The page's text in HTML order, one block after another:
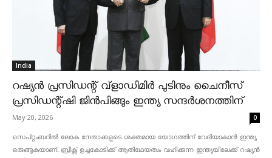
India
റഷ്യൻ പ്രസിഡന്റ് വ്‌ളാഡിമിർ പുടിനും ചൈനീസ്
പ്രസിഡന്റ്ഷി ജിൻപിങ്ങും ഇന്ത്യ സന്ദർശനത്തിന്
May 20, 2026 0
സെപ്റ്റംബറിൽ ലോക നേതാക്കളുടെ ശക്തമായ യോഗത്തിന് വേദിയാകാൻ ഇന്ത്യ
ഒരുങ്ങുകയാണ്. ബ്രിക്സ് ഉച്ചകോടിക്ക് ആതിഥേയത്വം വഹിക്കുന്ന ഇന്ത്യയിലേക്ക് റഷ്യൻ